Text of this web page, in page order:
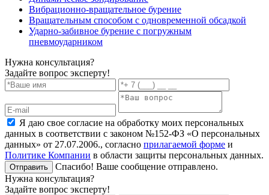
Вибрационно-вращательное бурение
Вращательным способом с одновременной обсадкой
Ударно-забивное бурение с погружным
пневмоударником
Нужна консультация?
Задайте вопрос эксперту!
Я даю свое согласие на обработку моих персональных
данных в соответствии с законом №152-ФЗ «О персональных
данных» от 27.07.2006., согласно прилагаемой форме и
Политике Компании в области защиты персональных данных.
Отправить
Спасибо! Ваше сообщение отправлено.
Нужна консультация?
Задайте вопрос эксперту!